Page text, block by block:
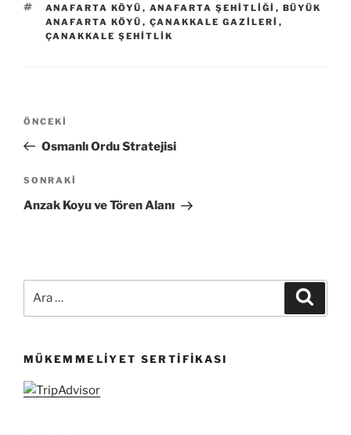
ETIKETLER
ANAFARTA KÖYÜ , ANAFARTA ŞEHITLIĞI , BÜYÜK
ANAFARTA KÖYÜ , ÇANAKKALE GAZILERI ,
ÇANAKKALE ŞEHITLIK
Yazı
Önceki
Yazı
ÖNCEKI
Osmanlı Ordu Stratejisi
Sonraki
Yazı
SONRAKI
Anzak Koyu ve Tören Alanı
MÜKEMMELIYET SERTIFIKASI